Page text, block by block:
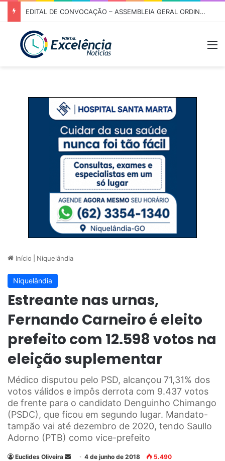
EDITAL DE CONVOCAÇÃO – ASSEMBLEIA GERAL ORDINÁRIA 01/2026 – ASSOCIAÇÃO DOS CORREDORES DE NIQUELÂNDIA (ACN)
Início Niquelândia
Niquelândia
Estreante nas urnas,
Fernando Carneiro é eleito
prefeito com 12.598 votos na
eleição suplementar
Médico disputou pelo PSD, alcançou 71,31% dos
votos válidos e impôs derrota com 9.437 votos
de frente para o candidato Denguinho Chimango
(PSDC), que ficou em segundo lugar. Mandato-
tampão vai até dezembro de 2020, tendo Saullo
Adorno (PTB) como vice-prefeito
Euclides Oliveira 4 de junho de 2018 5.490